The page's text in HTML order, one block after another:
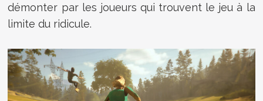
démonter par les joueurs qui trouvent le jeu à la
limite du ridicule.